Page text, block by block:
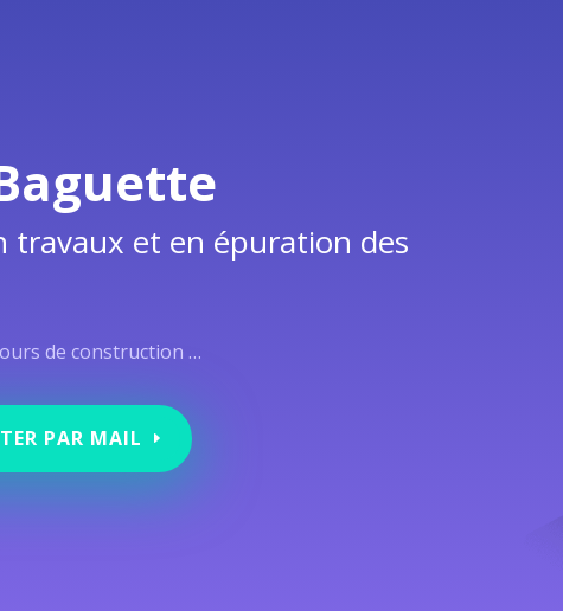
travaux et en épuration des
de construction …
PAR MAIL